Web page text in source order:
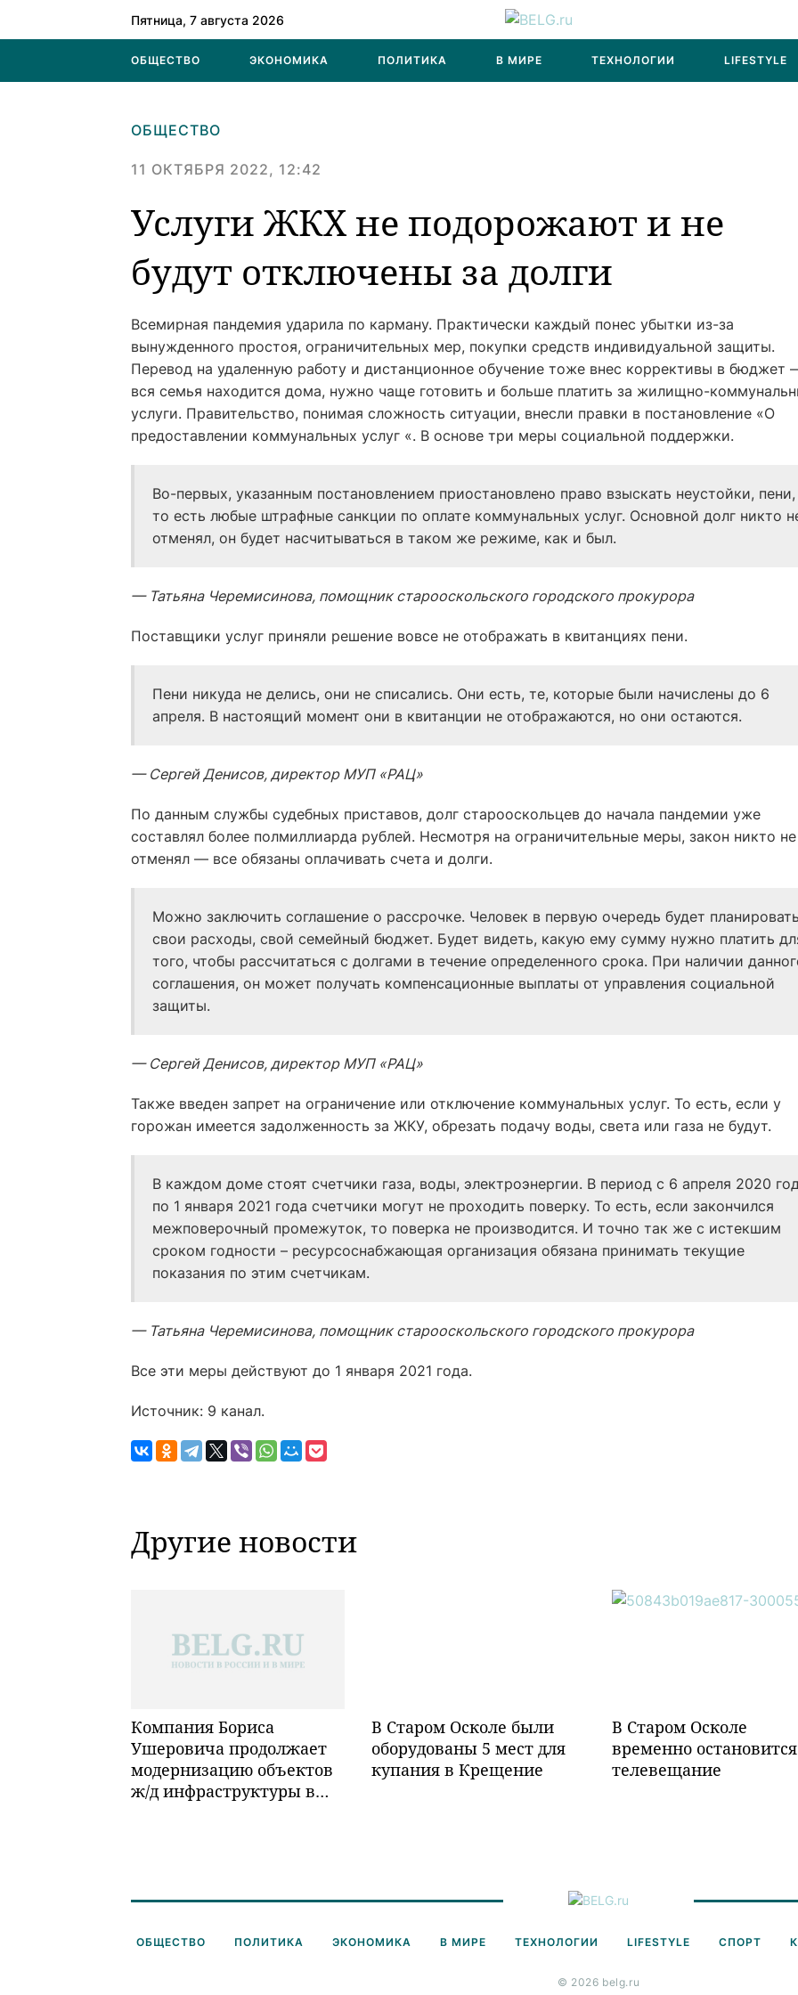
Пятница, 7 августа 2026
ОБЩЕСТВО ЭКОНОМИКА ПОЛИТИКА В МИРЕ ТЕХНОЛОГИИ LIFESTYLE
ОБЩЕСТВО
11 ОКТЯБРЯ 2022, 12:42
Услуги ЖКХ не подорожают и не
будут отключены за долги
Всемирная пандемия ударила по карману. Практически каждый понес убытки из-за
вынужденного простоя, ограничительных мер, покупки средств индивидуальной защиты.
Перевод на удаленную работу и дистанционное обучение тоже внес коррективы в бюджет
вся семья находится дома, нужно чаще готовить и больше платить за жилищно-
услуги. Правительство, понимая сложность ситуации, внесли правки в постановление «О
предоставлении коммунальных услуг «. В основе три меры социальной поддержки.
Во-первых, указанным постановлением приостановлено право взыскать неустойки, пени,
то есть любые штрафные санкции по оплате коммунальных услуг. Основной долг никто
отменял, он будет насчитываться в таком же режиме, как и был.
— Татьяна Черемисинова, помощник старооскольского городского прокурора
Поставщики услуг приняли решение вовсе не отображать в квитанциях пени.
Пени никуда не делись, они не списались. Они есть, те, которые были начислены до 6
апреля. В настоящий момент они в квитанции не отображаются, но они остаются.
— Сергей Денисов, директор МУП «РАЦ»
По данным службы судебных приставов, долг старооскольцев до начала пандемии уже
составлял более полмиллиарда рублей. Несмотря на ограничительные меры, закон никто не
отменял — все обязаны оплачивать счета и долги.
Можно заключить соглашение о рассрочке. Человек в первую очередь будет планировать
свои расходы, свой семейный бюджет. Будет видеть, какую ему сумму нужно платить
того, чтобы рассчитаться с долгами в течение определенного срока. При наличии
соглашения, он может получать компенсационные выплаты от управления социальной
защиты.
— Сергей Денисов, директор МУП «РАЦ»
Также введен запрет на ограничение или отключение коммунальных услуг. То есть, если у
горожан имеется задолженность за ЖКУ, обрезать подачу воды, света или газа не будут.
В каждом доме стоят счетчики газа, воды, электроэнергии. В период с 6 апреля 2020
по 1 января 2021 года счетчики могут не проходить поверку. То есть, если закончился
межповерочный промежуток, то поверка не производится. И точно так же с истекшим
сроком годности – ресурсоснабжающая организация обязана принимать текущие
показания по этим счетчикам.
— Татьяна Черемисинова, помощник старооскольского городского прокурора
Все эти меры действуют до 1 января 2021 года.
Источник: 9 канал.
Другие новости
Компания Бориса
Ушеровича продолжает
модернизацию объектов
ж/д инфраструктуры в
В Старом Осколе были
оборудованы 5 мест для
купания в Крещение
В Старом Осколе
временно остановится
телевещание
ОБЩЕСТВО ПОЛИТИКА ЭКОНОМИКА В МИРЕ ТЕХНОЛОГИИ LIFESTYLE СПОРТ
© 2026 belg.ru